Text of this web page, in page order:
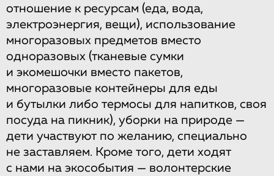
отношение к ресурсам (еда, вода,
электроэнергия, вещи), использование
многоразовых предметов вместо
одноразовых (тканевые сумки
и экомешочки вместо пакетов,
многоразовые контейнеры для еды
и бутылки либо термосы для напитков, своя
посуда на пикник), уборки на природе —
дети участвуют по желанию, специально
не заставляем. Кроме того, дети ходят
с нами на экособытия — волонтерские